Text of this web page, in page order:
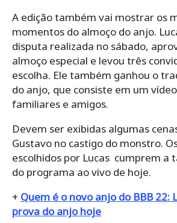
A edição também vai mostrar os
momentos do almoço do anjo.
disputa realizada no sábado,
almoço especial e levou três
escolha. Ele também ganhou o
do anjo, que consiste em um
familiares e amigos.
Devem ser exibidas algumas
Gustavo no castigo do monstro.
escolhidos por Lucas cumprem a
do programa ao vivo de hoje.
+ Quem é o novo anjo do BBB 22:
prova do anjo hoje